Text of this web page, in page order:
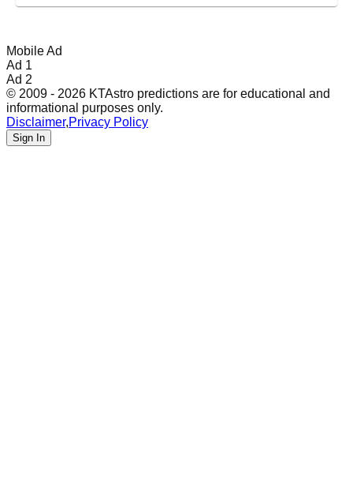
Mobile Ad
Ad 1
Ad 2
© 2009 - 2026 KTAstro predictions are for educational and
informational purposes only.
Disclaimer,Privacy Policy
Sign In